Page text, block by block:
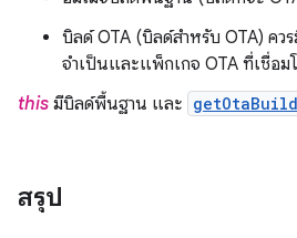
บิลด์ OTA (บิลด์สำหรับ OTA) คว
จำเป็นและแพ็กเกจ OTA ที่เชื่อม
this มีบิลด์พื้นฐาน และ
สรุป